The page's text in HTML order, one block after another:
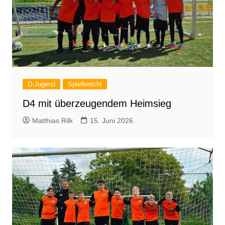
D-Jugend Spielbericht
D4 mit überzeugendem Heimsieg
Matthias Rilk 15. Juni 2026